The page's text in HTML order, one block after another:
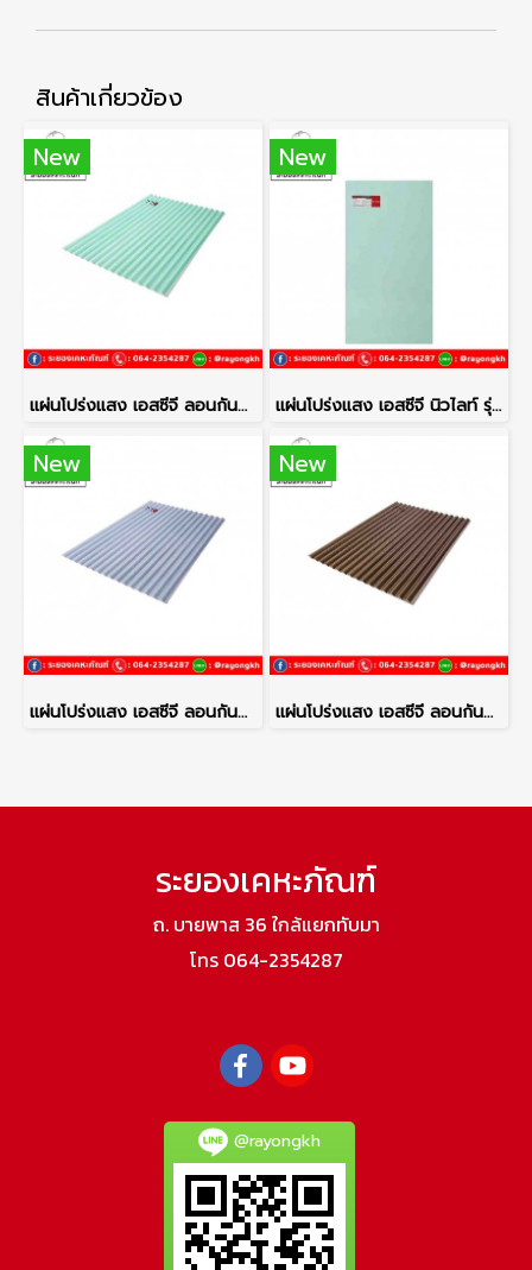
สินค้าเกี่ยวข้อง
New
แผ่นโปร่งแสง เอสซีจี ลอนกันสาด รุ่นยูวีชิลด์ 105X200X0.12 ซม. เขียวอันดามัน
New
แผ่นโปร่งแสง เอสซีจี นิวไลท์ รุ่นยูวีชิลด์ 122x244x0.30 ซม. สีเขียว
New
แผ่นโปร่งแสง เอสซีจี ลอนกันสาด รุ่นยูวีชิลด์ 105X200X0.12 ซม. ฟ้าหมอก
New
แผ่นโปร่งแสง เอสซีจี ลอนกันสาด รุ่นยูวีชิลด์ 105x200x0.12 ซม. สีชา
ระยองเคหะภัณฑ์
ถ. บายพาส 36 ใกล้แยกทับมา
โทร 064-2354287
@rayongkh